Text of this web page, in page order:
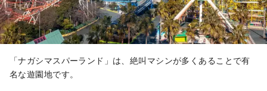
「ナガシマスパーランド」は、絶叫マシンが多くあることで有
名な遊園地です。